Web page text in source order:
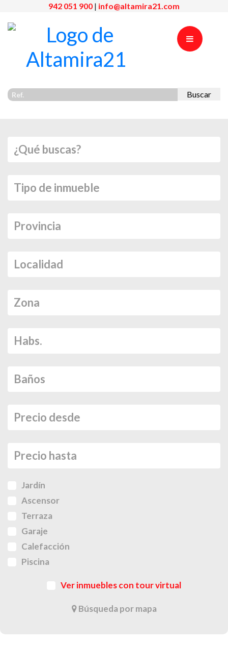
942 051 900 | info@altamira21.com
Buscar
Jardín
Ascensor
Terraza
Garaje
Calefacción
Piscina
Ver inmuebles con tour virtual
Búsqueda por mapa